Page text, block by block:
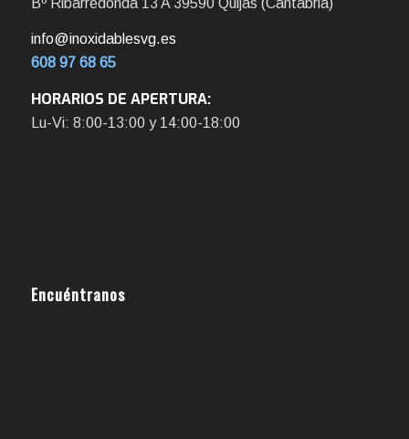
info@inoxidablesvg.es
608 97 68 65
HORARIOS DE APERTURA:
Lu-Vi: 8:00-13:00 y 14:00-18:00
Encuéntranos